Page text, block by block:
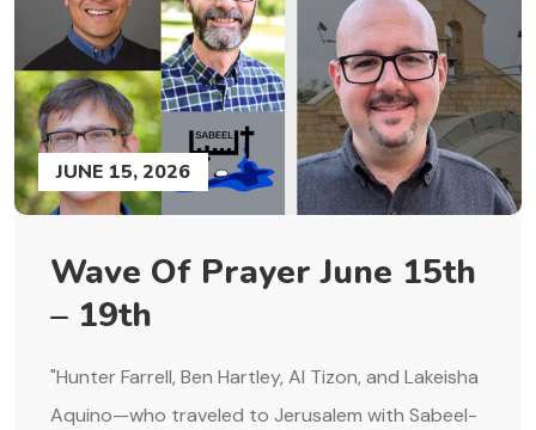
JUNE 15, 2026
Wave Of Prayer June 15th
– 19th
"Hunter Farrell, Ben Hartley, Al Tizon, and Lakeisha
Aquino—who traveled to Jerusalem with Sabeel-